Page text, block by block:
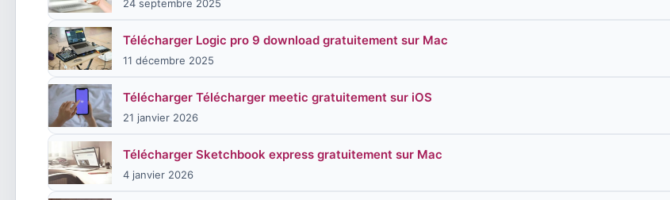
24 septembre 2025
Télécharger Logic pro 9 download gratuitement sur Mac
11 décembre 2025
Télécharger Télécharger meetic gratuitement sur iOS
21 janvier 2026
Télécharger Sketchbook express gratuitement sur Mac
4 janvier 2026